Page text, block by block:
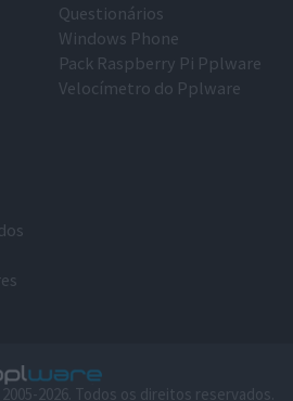
Questionários
Windows Phone
Pack Raspberry Pi Pplware
Velocímetro do Pplware
2026. Todos os direitos reservados.